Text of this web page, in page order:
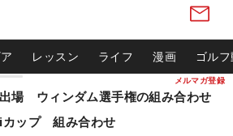
メルマガ登録
レッスン ライフ 漫画 ゴル
場 ウィンダム選手権の組み合わせ
カップ 組み合わせ